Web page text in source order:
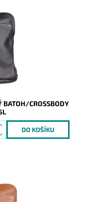
až střední velikosti,
dá nosit i jako
BATOH/CROSSBODY
až střední velikosti,
dá nosit i jako